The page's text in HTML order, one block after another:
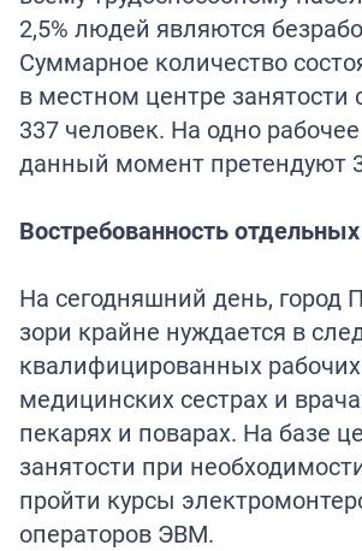
2,5% людей являются
Суммарное количество
в местном центре занятости
337 человек. На одно
данный момент претендуют
Востребованность
На сегодняшний день, город
зори крайне нуждается в
квалифицированных
медицинских сестрах и
пекарях и поварах. На базе
занятости при
пройти курсы
операторов ЭВМ.